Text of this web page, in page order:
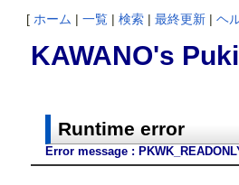
[ ホーム | 一覧 | 検索 | 最終更新 | ヘ
KAWANO's
Runtime error
Error message :